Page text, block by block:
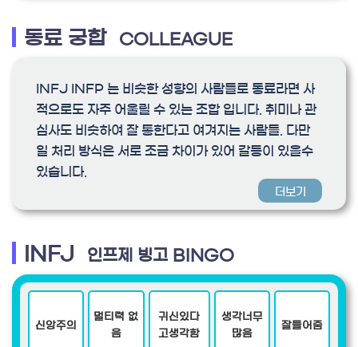
동료 궁합 COLLEAGUE
INFJ INFP 는 비슷한 성향의 사람들로 동료라면 사
적으로도 자주 어울릴 수 있는 조합 입니다. 취미나 관
심사도 비슷하여 잘 통한다고 여겨지는 사람들. 다만
일 처리 방식은 서로 조금 차이가 있어 갈등이 있을수
있습니다.
더보기
INFJ 인프제 빙고 BINGO
신앙주의
멀티력 없
음
귀신있다
고생각함
생각너무
많음
잘들어줌